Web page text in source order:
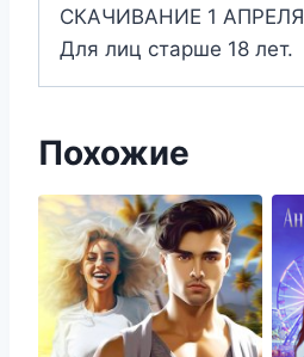
СКАЧИВАНИЕ 1 АПРЕЛЯ
Для лиц старше 18 лет.
Похожие